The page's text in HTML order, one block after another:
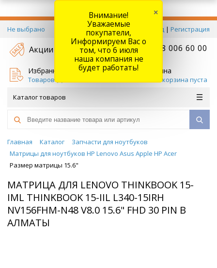
Не выбрано Вход | Регистрация
Акции +7 778 006 60 00
Избранное
Товаров (
Корзина
Ваша корзина пуста
Каталог товаров
Главная Каталог
Запчасти для ноутбуков
Матрицы для ноутбуков HP Lenovo Asus Apple HP Acer
Размер матрицы 15.6"
МАТРИЦА ДЛЯ LENOVO THINKBOOK 15-
IML THINKBOOK 15-IIL L340-15IRH
NV156FHM-N48 V8.0 15.6" FHD 30 PIN В
АЛМАТЫ
Внимание!
Уважаемые
покупатели,
Информируем Вас о
том, что 6 июля
наша компания не
будет работать!
×